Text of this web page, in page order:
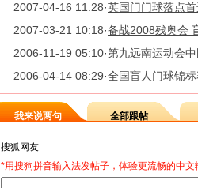
2007-04-16 11:28·英国门门球落点
2007-03-21 10:18·备战2008残奥会
2006-11-19 05:10·第九远南运动会
2006-04-14 08:29·全国盲人门球锦
我来说两句 全部跟帖
*用搜狗拼音输入法发帖子，体验更流畅的中文